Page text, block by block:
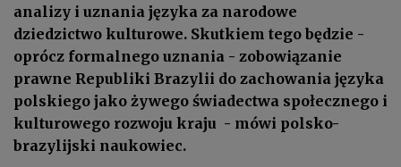
analizy i uznania języka za narodowe
dziedzictwo kulturowe. Skutkiem tego będzie -
oprócz formalnego uznania - zobowiązanie
prawne Republiki Brazylii do zachowania języka
polskiego jako żywego świadectwa społecznego i
kulturowego rozwoju kraju - mówi polsko-
brazylijski naukowiec.